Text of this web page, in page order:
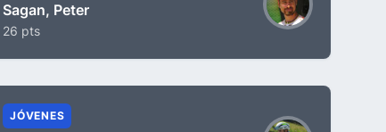
Sagan, Peter
26 pts
JÓVENES